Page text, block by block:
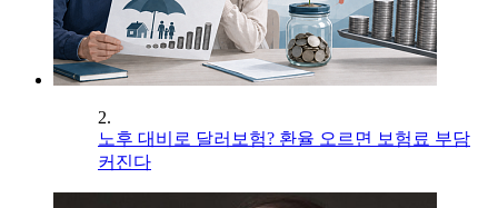
2.
노후 대비로 달러보험? 환율 오르면 보험료 부담
커진다